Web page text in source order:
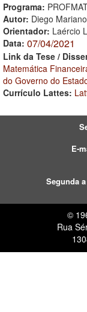
Programa:
Autor: Diego
Orientador: Laércio
Data: 07/04/2021
Link da Tese /
Matemática
do Governo do
Currículo Lattes:
E-
Segunda
©
Rua